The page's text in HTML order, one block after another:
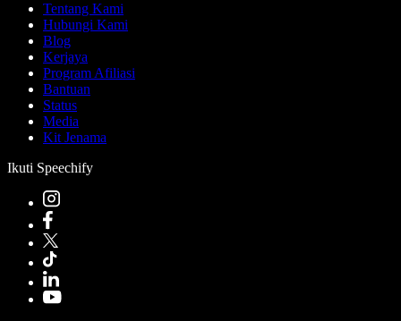
Tentang Kami
Hubungi Kami
Blog
Kerjaya
Program Afiliasi
Bantuan
Status
Media
Kit Jenama
Ikuti Speechify